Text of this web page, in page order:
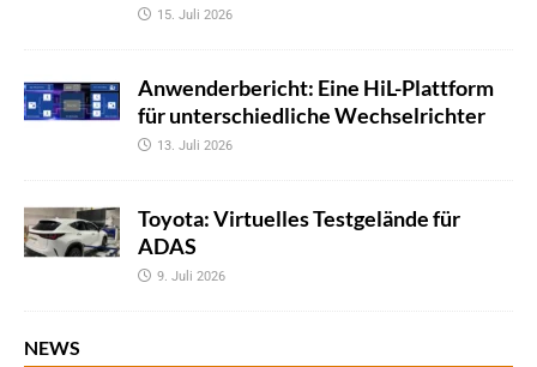
15. Juli 2026
Anwenderbericht: Eine HiL-Plattform
für unterschiedliche Wechselrichter
13. Juli 2026
Toyota: Virtuelles Testgelände für
ADAS
9. Juli 2026
NEWS